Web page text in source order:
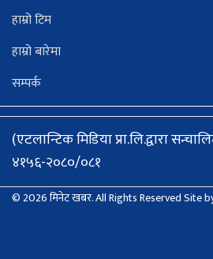
हाम्रो टिम
हाम्रो बारेमा
सम्पर्क
© 2026 मिनेट खबर. All Rights ReservedSite
(एटलान्टिक मिडिया प्रा.लि.द्वारा
४१५६-२०८०/०८१